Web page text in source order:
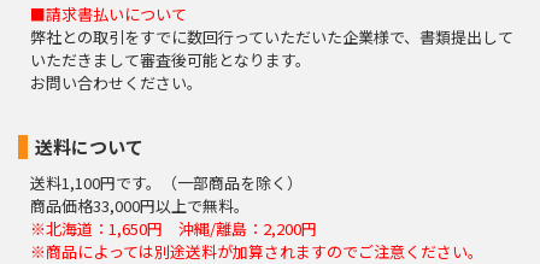
■請求書払いについて
弊社との取引をすでに数回行っていただいた企業様で、書類提出して
いただきまして審査後可能となります。
お問い合わせください。
送料について
送料1,100円です。（一部商品を除く）
商品価格33,000円以上で無料。
※北海道：1,650円 沖縄/離島：2,200円
※商品によっては別途送料が加算されますのでご注意ください。